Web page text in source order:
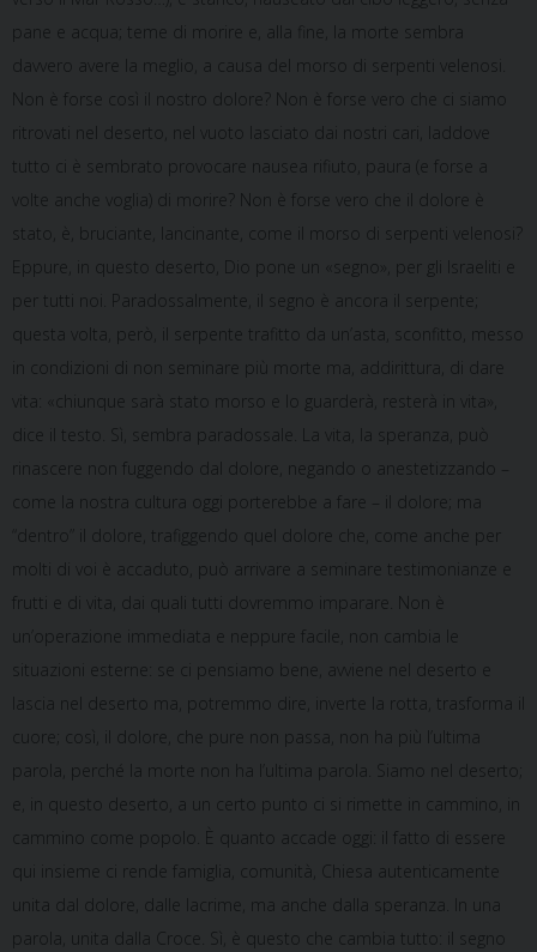
pane e acqua; teme di morire e, alla fine, la morte sembra
davvero avere la meglio, a causa del morso di serpenti velenosi.
Non è forse così il nostro dolore? Non è forse vero che ci siamo
ritrovati nel deserto, nel vuoto lasciato dai nostri cari, laddove
tutto ci è sembrato provocare nausea rifiuto, paura (e forse a
volte anche voglia) di morire? Non è forse vero che il dolore è
stato, è, bruciante, lancinante, come il morso di serpenti velenosi?
Eppure, in questo deserto, Dio pone un «segno», per gli Israeliti e
per tutti noi. Paradossalmente, il segno è ancora il serpente;
questa volta, però, il serpente trafitto da un’asta, sconfitto, messo
in condizioni di non seminare più morte ma, addirittura, di dare
vita: «chiunque sarà stato morso e lo guarderà, resterà in vita»,
dice il testo. Sì, sembra paradossale. La vita, la speranza, può
rinascere non fuggendo dal dolore, negando o anestetizzando –
come la nostra cultura oggi porterebbe a fare – il dolore; ma
“dentro” il dolore, trafiggendo quel dolore che, come anche per
molti di voi è accaduto, può arrivare a seminare testimonianze e
frutti e di vita, dai quali tutti dovremmo imparare. Non è
un’operazione immediata e neppure facile, non cambia le
situazioni esterne: se ci pensiamo bene, avviene nel deserto e
lascia nel deserto ma, potremmo dire, inverte la rotta, trasforma il
cuore; così, il dolore, che pure non passa, non ha più l’ultima
parola, perché la morte non ha l’ultima parola. Siamo nel deserto;
e, in questo deserto, a un certo punto ci si rimette in cammino, in
cammino come popolo. È quanto accade oggi: il fatto di essere
qui insieme ci rende famiglia, comunità, Chiesa autenticamente
unita dal dolore, dalle lacrime, ma anche dalla speranza. In una
parola, unita dalla Croce. Sì, è questo che cambia tutto: il segno